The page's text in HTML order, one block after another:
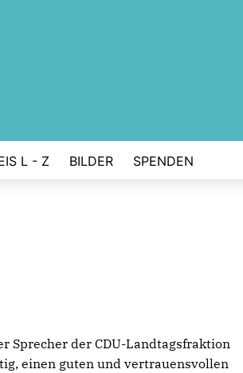
L - Z BILDER SPENDEN
Sprecher der CDU-Landtagsfraktion
einen guten und vertrauensvollen